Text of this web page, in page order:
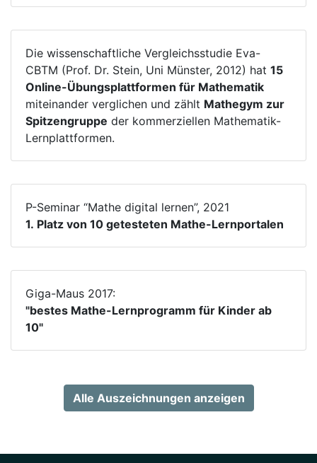
Die wissenschaftliche Vergleichsstudie Eva-
CBTM (Prof. Dr. Stein, Uni Münster, 2012) hat 15
Online-Übungsplattformen für Mathematik
miteinander verglichen und zählt Mathegym zur
Spitzengruppe der kommerziellen Mathematik-
Lernplattformen.
P-Seminar “Mathe digital lernen”, 2021
1. Platz von 10 getesteten Mathe-Lernportalen
Giga-Maus 2017:
"bestes Mathe-Lernprogramm für Kinder ab
10"
Alle Auszeichnungen anzeigen